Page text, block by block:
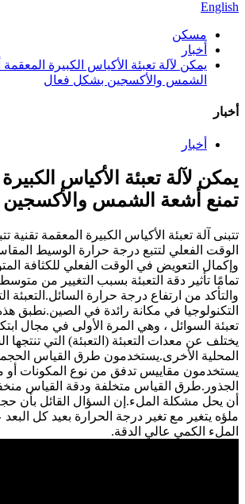
English
مسكن
أخبار
يمكن لآلة تعبئة الأكياس الكبيرة
الشمس والأكسجين بشكل فعال
أخبار
أخبار
يمكن لآلة تعبئة الأكياس
تمنع أشعة الشمس
تتبنى آلة تعبئة الأكياس الكبيرة المعقمة تقنية
الوقت الفعلي لتتبع درجة حرارة الوسيط
وإكمال التعويض في الوقت الفعلي للكثافة
تمامًا تأثير دقة التعبئة بسبب التغيير من
والتأكد من ارتفاع درجة حرارة السائل.التعبئة
التكنولوجيا في مكانة رائدة في الصين.نطبق
تعبئة السوائل ، وهي المرة الأولى في مجال
يختلف عن معدات التعبئة (التعبئة) التي
المحلية الأخرى.يستخدمون طرق القياس
يستخدمون مقاييس تدفق من نوع المكونات أو
الجذور.طرق القياس متخلفة ودقة القياس
أن يحل مشكلة الملء.إن السؤال القائل بأن
ملؤه يتغير مع تغير درجة الحرارة بعيد كل
الملء الكمي عالي الدقة.